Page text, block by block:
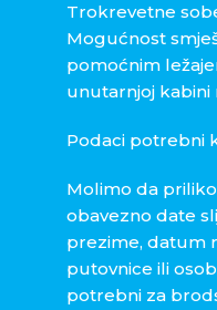
Trokrevetne
Mogućnost
pomoćnim
unutarnjoj
Podaci potrebni
Molimo da
obavezno date
prezime, datum
putovnice ili
potrebni za